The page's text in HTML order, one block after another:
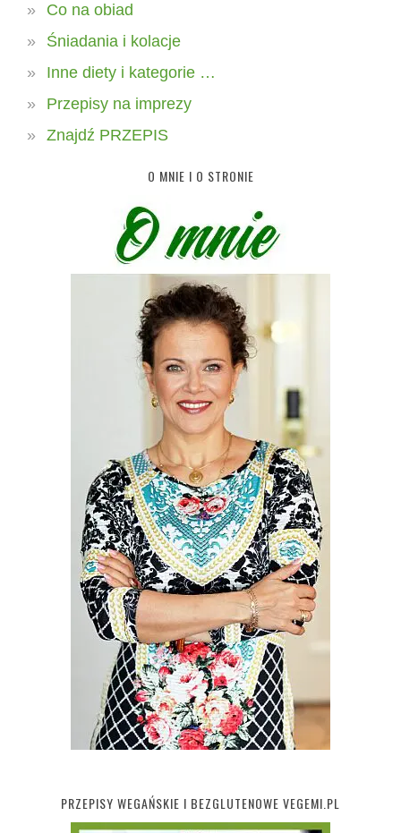
Co na obiad
Śniadania i kolacje
Inne diety i kategorie …
Przepisy na imprezy
Znajdź PRZEPIS
O MNIE I O STRONIE
PRZEPISY WEGAŃSKIE I BEZGLUTENOWE VEGEMI.PL